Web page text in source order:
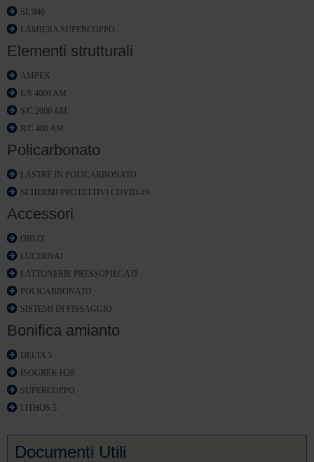
SL 940
LAMIERA SUPERCOPPO
Elementi strutturali
AMPEX
E/S 4000 AM
S/C 2000 AM
R/C 400 AM
Policarbonato
LASTRE IN POLICARBONATO
SCHERMI PROTETTIVI COVID-19
Accessori
OBLO'
LUCERNAI
LATTONERIE PRESSOPIEGATI
POLICARBONATO
SISTEMI DI FISSAGGIO
Bonifica amianto
DELTA 5
ISOGREK H28
SUPERCOPPO
LITHOS 5
Documenti Utili